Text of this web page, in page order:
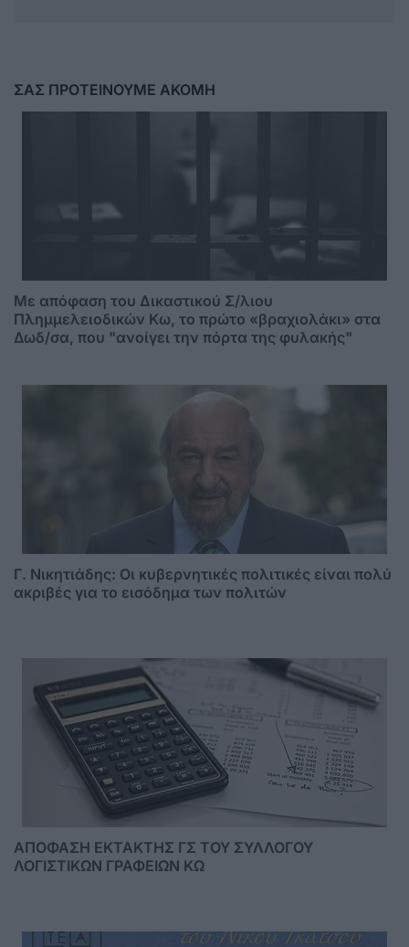
ΣΑΣ ΠΡΟΤΕΙΝΟΥΜΕ ΑΚΟΜΗ
Mε απόφαση του Δικαστικού Σ/λιου
Πλημμελειοδικών Κω, το πρώτο «βραχιολάκι» στα
Δωδ/σα, που "ανοίγει την πόρτα της φυλακής"
Γ. Νικητιάδης: Οι κυβερνητικές πολιτικές είναι πολύ
ακριβές για το εισόδημα των πολιτών
ΑΠΟΦΑΣΗ ΕΚΤΑΚΤΗΣ ΓΣ ΤΟΥ ΣΥΛΛΟΓΟΥ
ΛΟΓΙΣΤΙΚΩΝ ΓΡΑΦΕΙΩΝ ΚΩ